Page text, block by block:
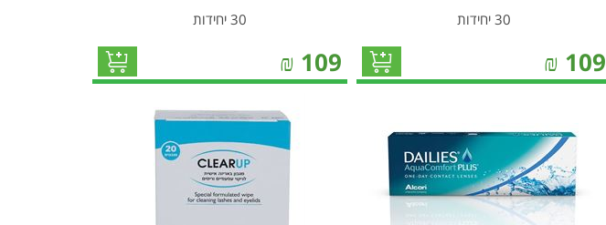
30 יחידות
109
₪
30 יחידות
109
₪